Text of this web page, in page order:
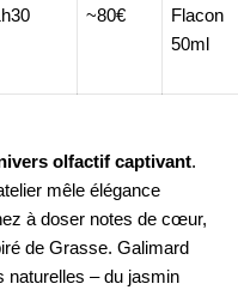
~80€
Flacon
50ml
olfactif captivant.
mêle élégance
à doser notes de cœur,
de Grasse. Galimard
naturelles – du jasmin